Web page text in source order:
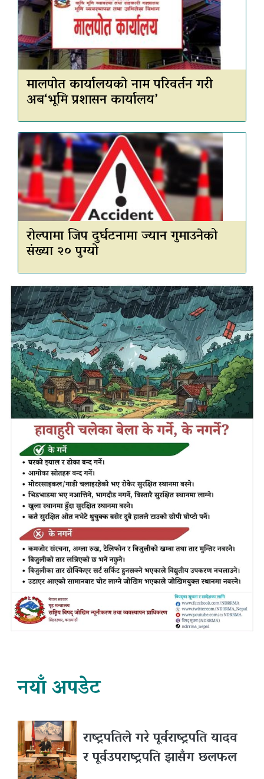
मालपोत कार्यालयको नाम परिवर्तन गरी
अब‘भूमि प्रशासन कार्यालय’
रोल्पामा जिप दुर्घटनामा ज्यान गुमाउनेको
संख्या २० पुग्यो
नयाँ अपडेट
राष्ट्रपतिले गरे पूर्वराष्ट्रपति यादव
र पूर्वउपराष्ट्रपति झासँग छलफल